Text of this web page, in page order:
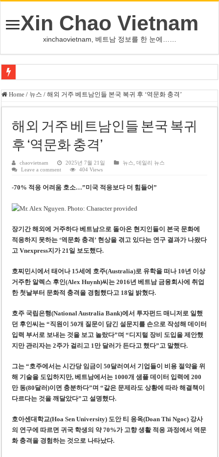
Xin Chao Vietnam
xinchaovietnam, 베트남 정보를 한 눈에……
오덕 목사, 32년 베트남 삶 담은 첫 디카시집 ‘한 컷의 서정’ 출간
베트남 화학·플라스틱 기업 납세 상위 10곳 공개…절반은 국영기업
MWG 대표 “올해 이익 목표 9조2천억동, 2~3개월 조기 달성 자신”
FIFA 인판티노 회장, 유럽 축구계·북미 정치권 불신임 압박 직면
호찌민시, 올해 국경절 연휴 5일 연속 휴무 확정… 8월 29일~9월 2일
우크라이나 전황 1,623일: 키이우, 탄도미사일 요격 실패…드론, 모스크바 집
호찌민 Đá Đỏ 수로 정비 사업, 2026년 말 완공 목표
조세심판원, 배우 유연석 30억 세금 불복 청구 기각
Home / 뉴스 / 해외 거주 베트남인들 본국 복귀 후 ‘역문화 충격’
해외 거주 베트남인들 본국 복귀
후 ‘역문화 충격’
chaovietnam 2025년 7월 21일 뉴스 ,데일리 뉴스
Leave a comment
404 Views
-70% 적응 어려움 호소…”미국 적응보다 더 힘들어”
장기간 해외에 거주하다 베트남으로 돌아온 현지인들이 본국 문화에
적응하지 못하는 ‘역문화 충격’ 현상을 겪고 있다는 연구 결과가 나왔다
고 Vnexpress지가 21일 보도했다.
호찌민시에서 태어나 15세에 호주(Australia)로 유학을 떠나 10년 이상
거주한 알렉스 후인(Alex Huynh)씨는 2016년 베트남 금융회사에 취업
한 첫날부터 문화적 충격을 경험했다고 18일 밝혔다.
호주 국립은행(National Australia Bank)에서 투자펀드 매니저로 일했
던 후인씨는 “직원이 50개 질문이 담긴 설문지를 손으로 작성해 데이터
입력 부서로 보내는 것을 보고 놀랐다”며 “디지털 장비 도입을 제안했
지만 관리자는 2주가 걸리고 1만 달러가 든다고 했다”고 말했다.
그는 “호주에서는 시간당 임금이 50달러여서 기업들이 비용 절약을 위
해 기술을 도입하지만, 베트남에서는 1000개 샘플 데이터 입력에 200
만 동(80달러)이면 충분하다”며 “같은 문제라도 상황에 따라 해결책이
다르다는 것을 깨달았다”고 설명했다.
호아센대학교(Hoa Sen University) 도안 티 응옥(Doan Thi Ngoc) 강사
의 연구에 따르면 귀국 학생의 약 70%가 고향 생활 적응 과정에서 역문
화 충격을 경험하는 것으로 나타났다.